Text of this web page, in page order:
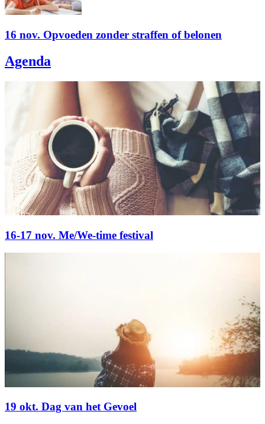
16 nov. Opvoeden zonder straffen of belonen
Agenda
16-17 nov. Me/We-time festival
19 okt. Dag van het Gevoel